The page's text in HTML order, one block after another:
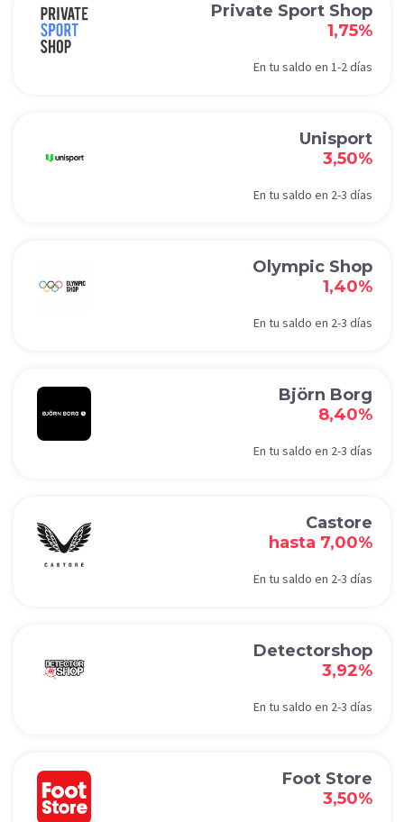
Private Sport Shop
1,75%
En tu saldo en 1-2 días
Unisport
3,50%
En tu saldo en 2-3 días
Olympic Shop
1,40%
En tu saldo en 2-3 días
Björn Borg
8,40%
En tu saldo en 2-3 días
Castore
hasta 7,00%
En tu saldo en 2-3 días
Detectorshop
3,92%
En tu saldo en 2-3 días
Foot Store
3,50%